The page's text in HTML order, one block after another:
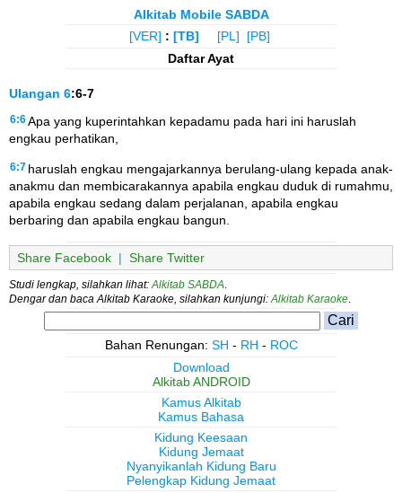
Alkitab Mobile SABDA
[VER] : [TB] [PL]
[PB]
Daftar Ayat
Ulangan 6:6-7
6:6Apa yang kuperintahkan kepadamu pada hari ini haruslah
engkau perhatikan,
6:7 haruslah engkau mengajarkannya berulang-ulang kepada anak-
anakmu dan membicarakannya apabila engkau duduk di rumahmu,
apabila engkau sedang dalam perjalanan, apabila engkau
berbaring dan apabila engkau bangun.
Share Facebook | Share Twitter
Studi lengkap, silahkan lihat: Alkitab SABDA
Dengar dan baca Alkitab Karaoke, silahkan kunjungi: Alkitab Karaoke
Bahan Renungan: SH - RH - ROC
Download
Alkitab ANDROID
Kamus Alkitab
Kamus Bahasa
Kidung Keesaan
Kidung Jemaat
Nyanyikanlah Kidung Baru
Pelengkap Kidung Jemaat